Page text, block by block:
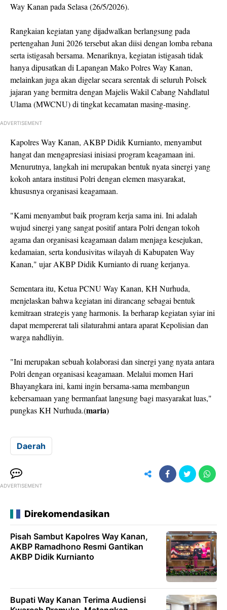
Way Kanan pada Selasa (26/5/2026).
Rangkaian kegiatan yang dijadwalkan berlangsung pada
pertengahan Juni 2026 tersebut akan diisi dengan lomba rebana
serta istigasah bersama. Menariknya, kegiatan istigasah tidak
hanya dipusatkan di Lapangan Mako Polres Way Kanan,
melainkan juga akan digelar secara serentak di seluruh Polsek
jajaran yang bermitra dengan Majelis Wakil Cabang Nahdlatul
Ulama (MWCNU) di tingkat kecamatan masing-masing.
ADVERTISEMENT
Kapolres Way Kanan, AKBP Didik Kurnianto, menyambut
hangat dan mengapresiasi inisiasi program keagamaan ini.
Menurutnya, langkah ini merupakan bentuk nyata sinergi yang
kokoh antara institusi Polri dengan elemen masyarakat,
khususnya organisasi keagamaan.
"Kami menyambut baik program kerja sama ini. Ini adalah
wujud sinergi yang sangat positif antara Polri dengan tokoh
agama dan organisasi keagamaan dalam menjaga kesejukan,
kedamaian, serta kondusivitas wilayah di Kabupaten Way
Kanan," ujar AKBP Didik Kurnianto di ruang kerjanya.
Sementara itu, Ketua PCNU Way Kanan, KH Nurhuda,
menjelaskan bahwa kegiatan ini dirancang sebagai bentuk
kemitraan strategis yang harmonis. Ia berharap kegiatan syiar ini
dapat mempererat tali silaturahmi antara aparat Kepolisian dan
warga nahdliyin.
"Ini merupakan sebuah kolaborasi dan sinergi yang nyata antara
Polri dengan organisasi keagamaan. Melalui momen Hari
Bhayangkara ini, kami ingin bersama-sama membangun
kebersamaan yang bermanfaat langsung bagi masyarakat luas,"
pungkas KH Nurhuda.(maria)
Daerah
ADVERTISEMENT
Direkomendasikan
Pisah Sambut Kapolres Way Kanan,
AKBP Ramadhono Resmi Gantikan
AKBP Didik Kurnianto
Bupati Way Kanan Terima Audiensi